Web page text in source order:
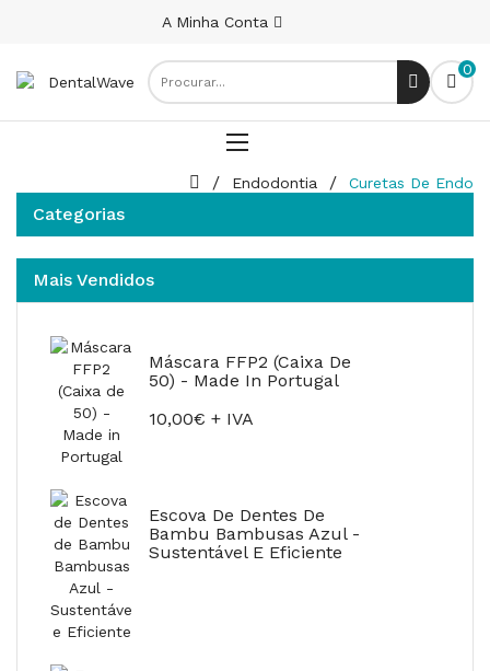
A Minha Conta
0
Endodontia Curetas De Endo
Categorias
Mais Vendidos
Máscara FFP2 (Caixa De
50) - Made In Portugal
10,00€ + IVA
Escova De Dentes De
Bambu Bambusas Azul -
Sustentável E Eficiente